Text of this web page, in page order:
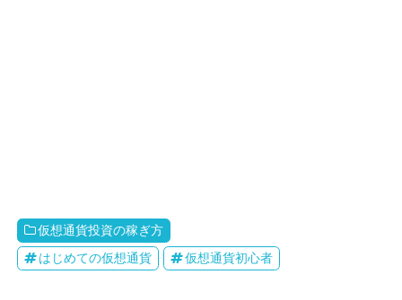
仮想通貨投資の稼ぎ方
はじめての仮想通貨
仮想通貨初心者